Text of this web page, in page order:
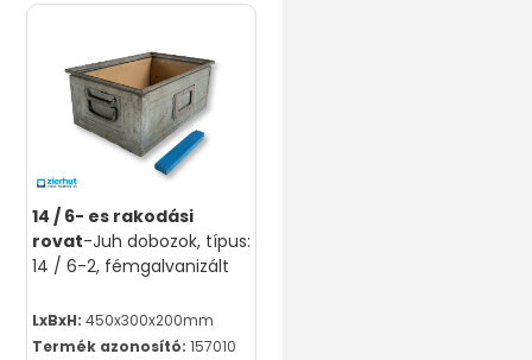
14 / 6- es rakodási
rovat-Juh dobozok, típus:
14 / 6-2, fémgalvanizált
LxBxH: 450x300x200mm
Termék azonosító: 157010